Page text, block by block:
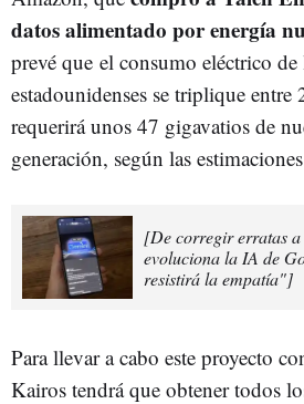
datos alimentado por energía
prevé que el consumo eléctrico
estadounidenses se triplique
requerirá unos 47 gigavatios de
generación, según las
[De corregir erratas
evoluciona la IA de
resistirá la empatía"]
Para llevar a cabo este proyecto
Kairos tendrá que obtener todos